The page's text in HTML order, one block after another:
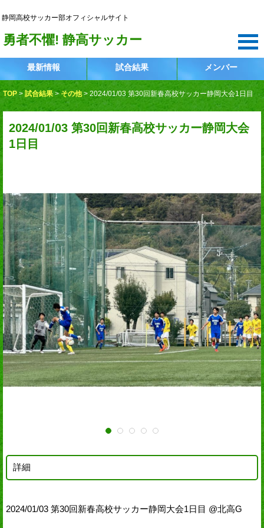
静岡高校サッカー部オフィシャルサイト
勇者不懼! 静高サッカー
最新情報 試合結果 メンバー
TOP > 試合結果 > その他 > 2024/01/03 第30回新春高校サッカー静岡大会1日目
2024/01/03 第30回新春高校サッカー静岡大会
1日目
詳細
2024/01/03 第30回新春高校サッカー静岡大会1日目 @北高G